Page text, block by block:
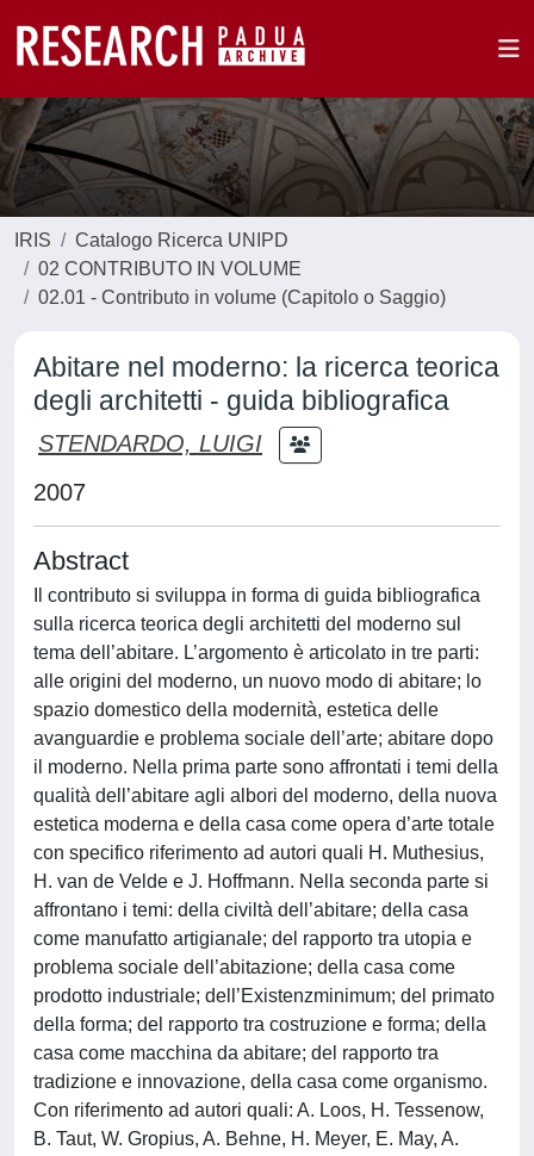
IRIS
Catalogo Ricerca UNIPD
02 CONTRIBUTO IN VOLUME
02.01 - Contributo in volume (Capitolo o Saggio)
Abitare nel moderno: la ricerca teorica
degli architetti - guida bibliografica
STENDARDO, LUIGI
2007
Abstract
Il contributo si sviluppa in forma di guida bibliografica
sulla ricerca teorica degli architetti del moderno sul
tema dell’abitare. L’argomento è articolato in tre parti:
alle origini del moderno, un nuovo modo di abitare; lo
spazio domestico della modernità, estetica delle
avanguardie e problema sociale dell’arte; abitare dopo
il moderno. Nella prima parte sono affrontati i temi della
qualità dell’abitare agli albori del moderno, della nuova
estetica moderna e della casa come opera d’arte totale
con specifico riferimento ad autori quali H. Muthesius,
H. van de Velde e J. Hoffmann. Nella seconda parte si
affrontano i temi: della civiltà dell’abitare; della casa
come manufatto artigianale; del rapporto tra utopia e
problema sociale dell’abitazione; della casa come
prodotto industriale; dell’Existenzminimum; del primato
della forma; del rapporto tra costruzione e forma; della
casa come macchina da abitare; del rapporto tra
tradizione e innovazione, della casa come organismo.
Con riferimento ad autori quali: A. Loos, H. Tessenow,
B. Taut, W. Gropius, A. Behne, H. Meyer, E. May, A.